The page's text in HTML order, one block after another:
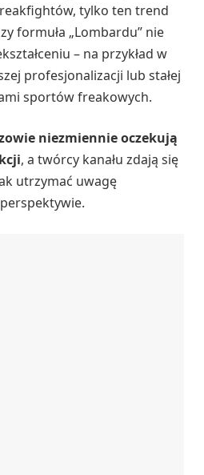
tylko ten trend
formuła „Lombardu” nie
– na przykład w
profesjonalizacji lub stałej
sportów freakowych.
niezmiennie oczekują
, a twórcy kanału zdają się
utrzymać uwagę